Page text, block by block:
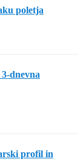
poletja
dnevna
profil in